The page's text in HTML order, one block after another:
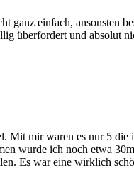
einfach, ansonsten
überfordert und absolut
mir waren es nur 5
wurde ich noch etwa
Es war eine wirklich